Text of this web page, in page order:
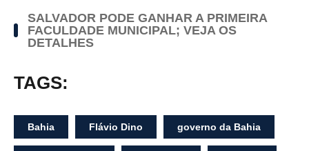
SALVADOR PODE GANHAR A PRIMEIRA
FACULDADE MUNICIPAL; VEJA OS
DETALHES
TAGS:
Bahia Flávio Dino governo da Bahia